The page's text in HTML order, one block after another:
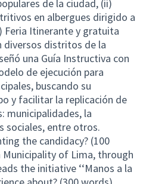
de la ciudad, (ii)
en albergues dirigido a
Feria Itinerante y gratuita
diversos distritos de la
una Guía Instructiva con
de ejecución para
buscando su
y facilitar la replicación de
municipalidades, la
sociales, entre otros.
the candidacy? (100
of Lima, through
the initiative ‘‘Manos a la